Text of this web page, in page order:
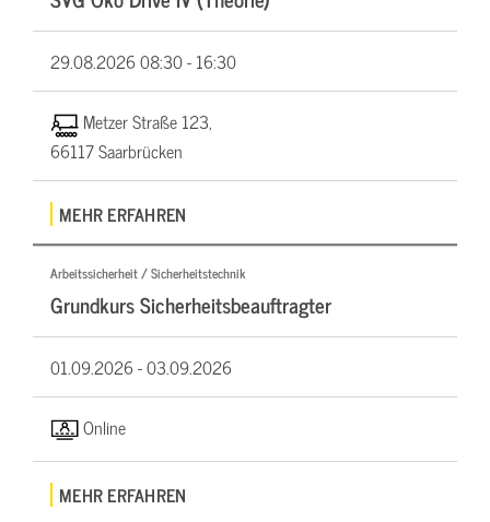
29.08.202608:30 - 16:30
Metzer Straße 123,
66117 Saarbrücken
MEHR ERFAHREN
Arbeitssicherheit / Sicherheitstechnik
Grundkurs Sicherheitsbeauftragter
01.09.2026 -03.09.2026
Online
MEHR ERFAHREN